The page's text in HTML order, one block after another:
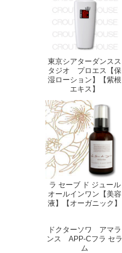
東京シアターダンスス
タジオ プロエス【保
湿ローション】【紫根
エキス】
ラ セーブ ド ジュール
オールインワン【美容
液】【オーガニック】
ドクターソワ アマラ
ンス APP-Cフラ セラ
ム